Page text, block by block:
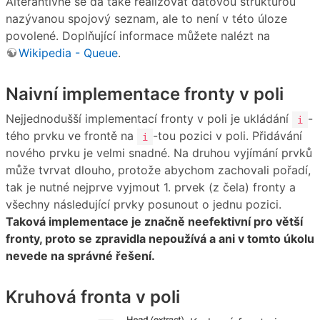
nazývanou spojový seznam, ale to není v této úloze
povolené. Doplňující informace můžete nalézt na
Wikipedia - Queue.
Naivní implementace fronty v poli
Nejjednodušší implementací fronty v poli je ukládání i
-
tého prvku ve frontě na
i
-tou pozici v poli. Přidávání
nového prvku je velmi snadné. Na druhou vyjímání prvků
může tvrvat dlouho, protože abychom zachovali pořadí,
tak je nutné nejprve vyjmout 1. prvek (z čela) fronty a
všechny následující prvky posunout o jednu pozici.
Taková implementace je značně neefektivní pro větší
fronty, proto se zpravidla nepoužívá a ani v tomto úkolu
nevede na správné řešení.
Kruhová fronta v poli